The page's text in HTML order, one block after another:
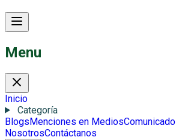
Menu
Inicio
Categoría
BlogsMenciones en Medios
NosotrosContáctanos